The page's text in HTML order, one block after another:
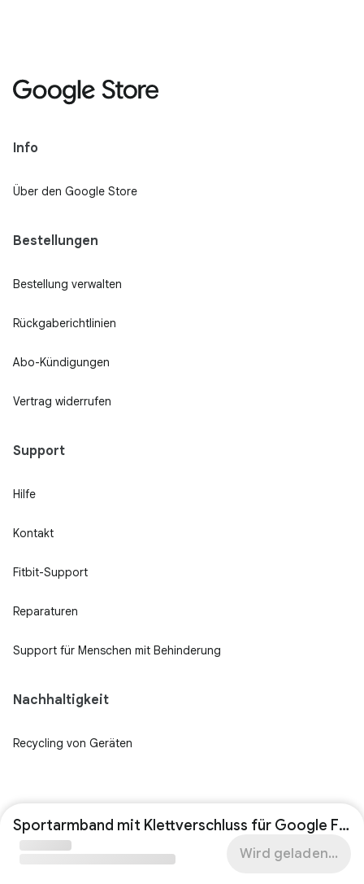
Sportarmband mit Klettverschluss für Google Fitbit Air
Wird geladen...
Info
Über den Google Store
Bestellungen
Bestellung verwalten
Rückgaberichtlinien
Abo-Kündigungen
Vertrag widerrufen
Support
Hilfe
Kontakt
Fitbit-Support
Reparaturen
Support für Menschen mit Behinderung
Nachhaltigkeit
Recycling von Geräten